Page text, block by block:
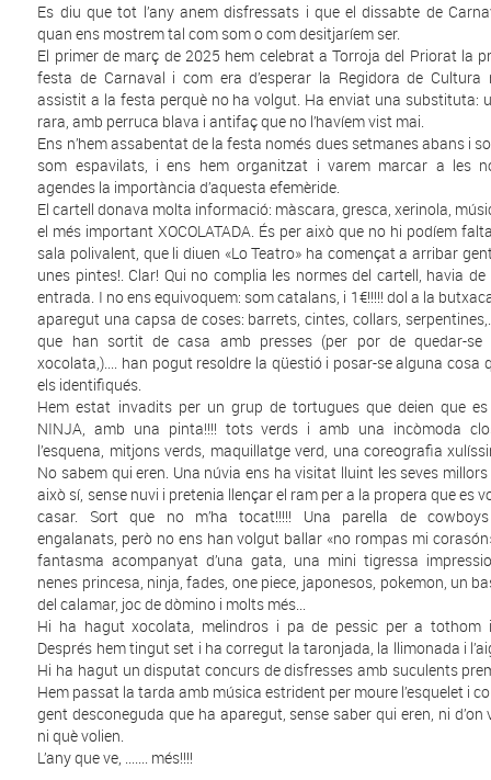
Es diu que tot l’any anem disfressats i que el dissabte de
quan ens mostrem tal com som o com desitjaríem ser.
El primer de març de 2025 hem celebrat a Torroja del Priorat la
festa de Carnaval i com era d’esperar la Regidora de Cultura
assistit a la festa perquè no ha volgut. Ha enviat una substituta:
rara, amb perruca blava i antifaç que no l’havíem vist mai.
Ens n’hem assabentat de la festa només dues setmanes abans i
som espavilats, i ens hem organitzat i varem marcar a les
agendes la importància d’aquesta efemèride.
El cartell donava molta informació: màscara, gresca, xerinola,
el més important XOCOLATADA. És per això que no hi podíem
sala polivalent, que li diuen «Lo Teatro» ha començat a arribar
unes pintes!. Clar! Qui no complia les normes del cartell, havia
entrada. I no ens equivoquem: som catalans, i 1€!!!!! dol a la
aparegut una capsa de coses: barrets, cintes, collars,
que han sortit de casa amb presses (per por de quedar-se
xocolata,).... han pogut resoldre la qüestió i posar-se alguna cosa
els identifiqués.
Hem estat invadits per un grup de tortugues que deien que es
NINJA, amb una pinta!!!! tots verds i amb una incòmoda
l’esquena, mitjons verds, maquillatge verd, una coreografia
No sabem qui eren. Una núvia ens ha visitat lluint les seves millors
això sí, sense nuvi i pretenia llençar el ram per a la propera que es
casar. Sort que no m’ha tocat!!!!! Una parella de
engalanats, però no ens han volgut ballar «no rompas mi
fantasma acompanyat d’una gata, una mini tigressa
nenes princesa, ninja, fades, one piece, japonesos, pokemon, un
del calamar, joc de dòmino i molts més...
Hi ha hagut xocolata, melindros i pa de pessic per a tothom
Després hem tingut set i ha corregut la taronjada, la llimonada i
Hi ha hagut un disputat concurs de disfresses amb suculents
Hem passat la tarda amb música estrident per moure l’esquelet i
gent desconeguda que ha aparegut, sense saber qui eren, ni d’on
ni què volien.
L’any que ve, ....... més!!!!